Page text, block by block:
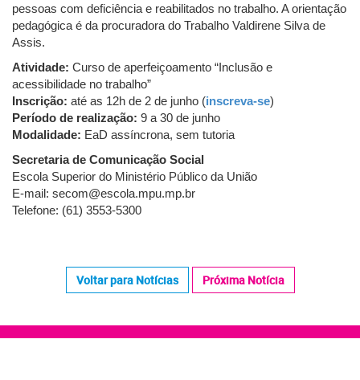
pessoas com deficiência e reabilitados no trabalho. A orientação
pedagógica é da procuradora do Trabalho Valdirene Silva de
Assis.
Atividade: Curso de aperfeiçoamento “Inclusão e
acessibilidade no trabalho”
Inscrição: até as 12h de 2 de junho (inscreva-se)
Período de realização: 9 a 30 de junho
Modalidade: EaD assíncrona, sem tutoria
Secretaria de Comunicação Social
Escola Superior do Ministério Público da União
E-mail: secom@escola.mpu.mp.br
Telefone: (61) 3553-5300
Voltar para Notícias Próxima Notícia